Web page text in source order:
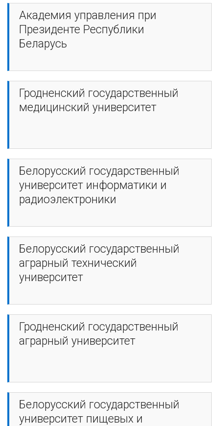
Академия управления при
Президенте Республики
Беларусь
Гродненский государственный
медицинский университет
Белорусский государственный
университет информатики и
радиоэлектроники
Белорусский государственный
аграрный технический
университет
Гродненский государственный
аграрный университет
Белорусский государственный
университет пищевых и